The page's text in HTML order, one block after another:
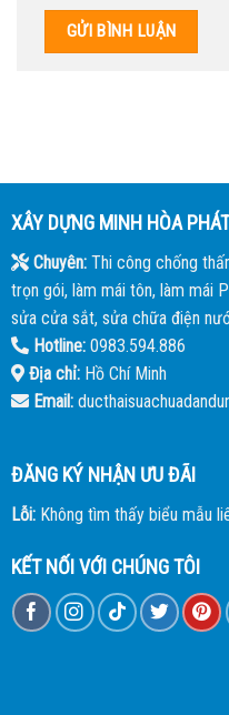
XÂY DỰNG MINH HÒA PHÁT
Chuyên:Thi công chống
trọn gói, làm mái tôn, làm mái
sửa cửa sắt, sửa chữa điện
Hotline:0983.594.886
Địa chỉ:Hồ Chí Minh
Email:
ĐĂNG KÝ NHẬN ƯU ĐÃI
Lỗi:Không tìm thấy biểu mẫu
KẾT NỐI VỚI CHÚNG TÔI